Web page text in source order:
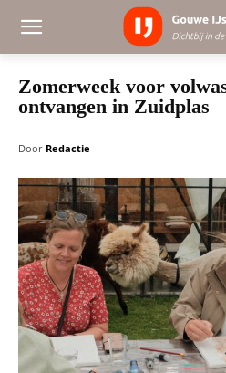
Zomerweek voor
ontvangen in Zuidplas
Door Redactie